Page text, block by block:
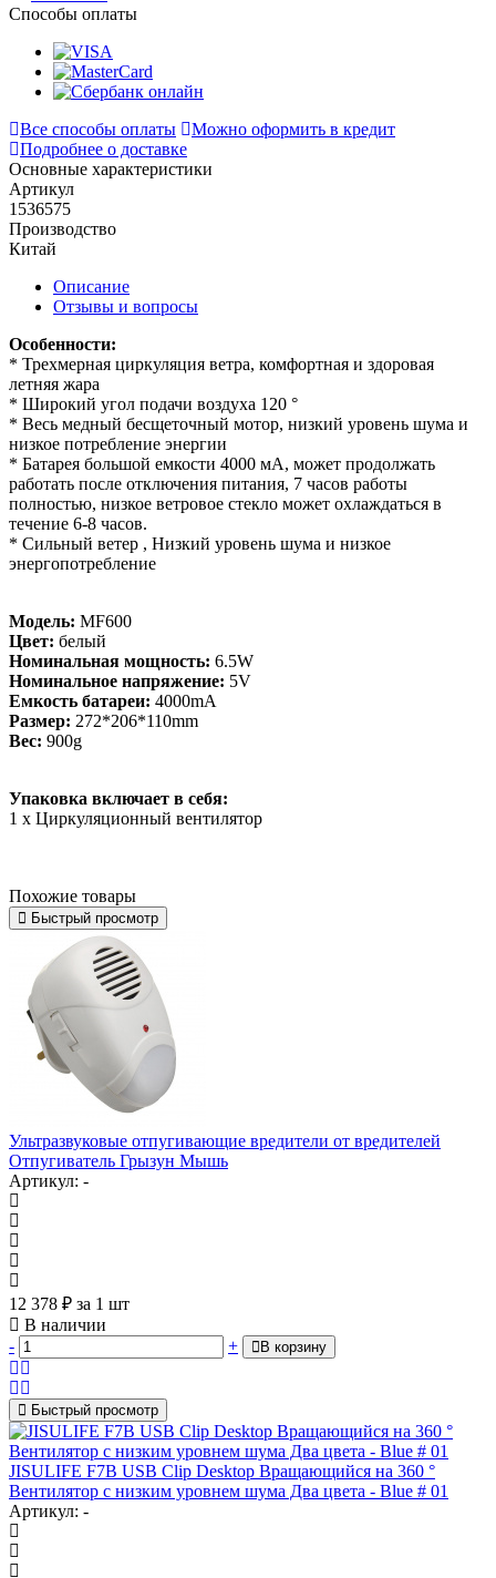
Способы оплаты
Все способы оплаты
Можно оформить в кредит
Подробнее о доставке
Основные характеристики
Артикул
1536575
Производство
Китай
Описание
Отзывы и вопросы
Особенности:
* Трехмерная циркуляция ветра, комфортная и здоровая
летняя жара
* Широкий угол подачи воздуха 120 °
* Весь медный бесщеточный мотор, низкий уровень шума и
низкое потребление энергии
* Батарея большой емкости 4000 мА, может продолжать
работать после отключения питания, 7 часов работы
полностью, низкое ветровое стекло может охлаждаться в
течение 6-8 часов.
* Сильный ветер , Низкий уровень шума и низкое
энергопотребление
Модель: MF600
Цвет: белый
Номинальная мощность: 6.5W
Номинальное напряжение: 5V
Емкость батареи: 4000mA
Размер: 272*206*110mm
Вес: 900g
Упаковка включает в себя:
1 х Циркуляционный вентилятор
Похожие товары
Быстрый просмотр
Ультразвуковые отпугивающие вредители от вредителей
Отпугиватель Грызун Мышь
Артикул: -
12 378 ₽ за 1 шт
В наличии
-
+ В корзину
Быстрый просмотр
JISULIFE F7B USB Clip Desktop Вращающийся на 360 °
Вентилятор с низким уровнем шума Два цвета - Blue # 01
Артикул: -